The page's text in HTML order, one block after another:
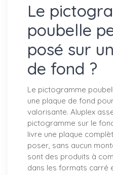
Le
poubelle
posé sur
de fond ?
Le pictogramme
une plaque de fond
valorisante. Aluplex
pictogramme sur le
livre une plaque
poser, sans aucun
sont des produits à
dans les formats carré